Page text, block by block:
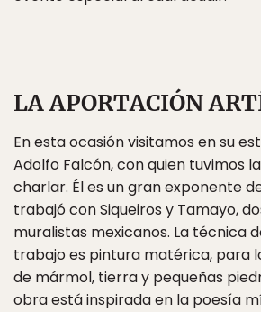
LA APORTACIÓN
En esta ocasión visitamos en su
Adolfo Falcón, con quien tuvimos
charlar. Él es un gran exponente
trabajó con Siqueiros y Tamayo,
muralistas mexicanos. La técnica
trabajo es pintura matérica, para
de mármol, tierra y pequeñas
obra está inspirada en la poesía